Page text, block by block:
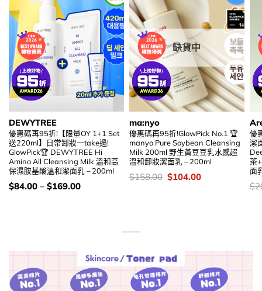
DEWYTREE
優惠碼再95折!【限量OY 1+1 Set
送220ml】日常卸妝一take過!
GlowPick🏆 DEWYTREE Hi
Amino All Cleansing Milk 溫和高
保濕胺基酸溫和潔面乳 – 200ml
價
錢：
$84.00– $169.00
缺貨中
ma:nyo
優惠碼再95折!GlowPick No.1 🏆
manyo Pure Soybean Cleansing
Milk 200ml 野生黃豆豆乳水感超
溫和卸妝潔面乳 – 200ml
價
錢：
$158.00 Original
price
$104.00Current
優
潔
茶
面
價
錢
$